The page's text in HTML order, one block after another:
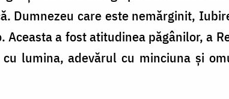
Dumnezeu care este nemărginit,
a fost atitudinea păgânilor, a
lumina, adevărul cu minciuna și